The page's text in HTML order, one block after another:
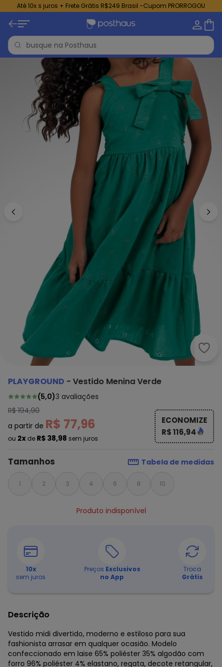
Até 10x s juros + Frete Grátis R$249 Brasil -Cupom PRORROGOU
PLAYGROUND - Vestido Menina Verde
(5,0)3 avaliações
R$ 194,90
a partir de R$ 77,96
ou 2x de R$ 38,98 sem juros
ECONOMIZE
R$ 116,94
Tamanhos Tabela de medidas
1 2 3 4 6 8 10
Produto indisponível
10x
sem juros
Preços Exclusivos
no App
Troca
Grátis
Descrição
Vestido midi divertido, moderno e estiloso para sua
fashionista arrasar em qualquer ocasião. Modelo
confeccionado em laise 65% poliéster 35% algodão com
forro 96% poliéster 4% elastano, regata, decote retangular,